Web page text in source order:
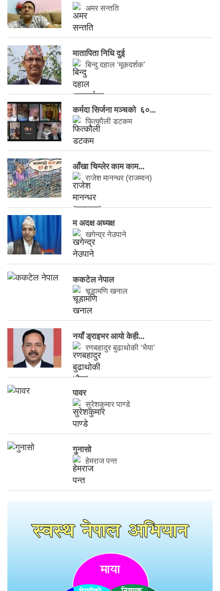
अमर सन्तति
मातापिता निधि दुई
बिन्दु दहाल ‘मूकदर्शक’
कर्मदा सिर्जना मञ्चकाे ६०...
फित्काैली डटकम
आँखा चिम्लेर काम काम...
राजेश मानन्धर (राजमान)
म अदक्ष अध्यक्ष
खगेन्द्र नेउपाने
ककटेल नेपाल
चूडामणि खनाल
नयाँ ड्राइभर आयो केही...
रणबहादुर बुढाथोकी ‘भैया’
पावर
सुरेशकुमार पाण्डे
गुनासो
हेमराज पन्त